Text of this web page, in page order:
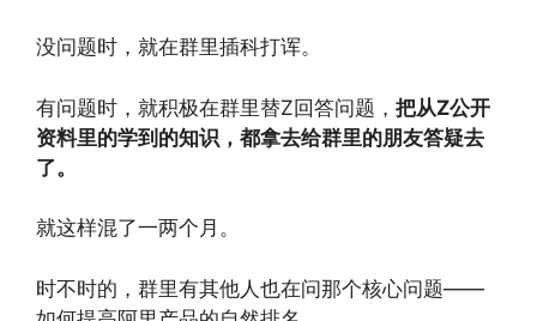
没问题时，就在群里插科打诨。
有问题时，就积极在群里替Z回答问题， 把从Z公开
资料里的学到的知识，都拿去给群里的朋友答疑去
了。
就这样混了一两个月。
时不时的，群里有其他人也在问那个核心问题——